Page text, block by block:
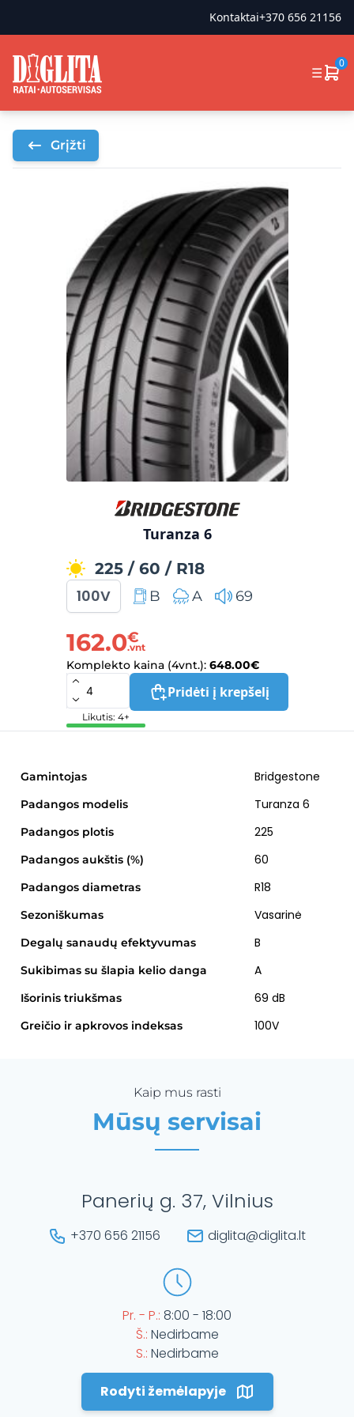
Kontaktai+370 656 21156
☰
0
Grįžti
Turanza 6
225/ 60 / R18
100V B A 69
162.0€
.vnt
Komplekto kaina (4vnt.): 648.00€
Pridėti į krepšelį
Likutis: 4+
Gamintojas Bridgestone
Padangos modelis Turanza 6
Padangos plotis 225
Padangos aukštis (%) 60
Padangos diametras R18
Sezoniškumas Vasarinė
Degalų sanaudų efektyvumas B
Sukibimas su šlapia kelio danga A
Išorinis triukšmas 69 dB
Greičio ir apkrovos indeksas 100V
Kaip mus rasti
Mūsų servisai
Panerių g. 37, Vilnius
+370 656 21156 diglita@diglita.lt
Pr. - P.: 8:00 - 18:00
Š.: Nedirbame
S.: Nedirbame
Rodyti žemėlapyje